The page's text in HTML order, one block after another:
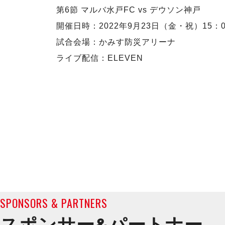
第6節 マルバ水戸FC vs デウソン神戸
開催日時：2022年9月23日（金・祝）15：
試合会場：かみす防災アリーナ
ライブ配信：ELEVEN
SPONSORS & PARTNERS